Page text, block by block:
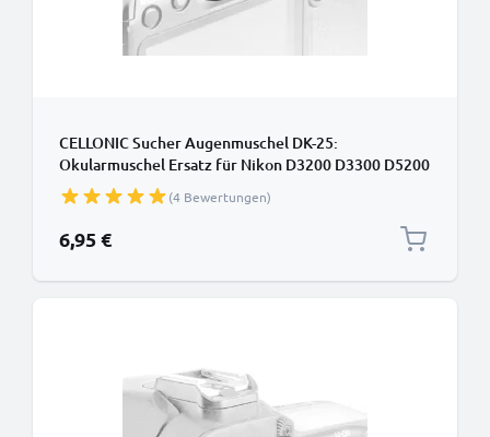
CELLONIC Sucher Augenmuschel DK-25:
Okularmuschel Ersatz für Nikon D3200 D3300 D5200
D5500 Okular Augen Muschel, Silikon Viewfinder
Eye Cup, Kamera Blendschutz für View Finder
Display, Camera Eyepiece
(4 Bewertungen)
6,95 €